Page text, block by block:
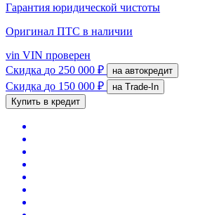
Гарантия юридической чистоты
Оригинал ПТС в наличии
vin VIN проверен
Скидка до 250 000 ₽ на автокредит
Скидка до 150 000 ₽
на Trade-In
Купить в кредит